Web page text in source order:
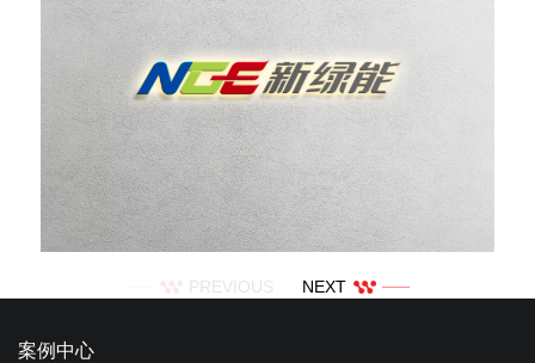
PREVIOUS NEXT
案例中心